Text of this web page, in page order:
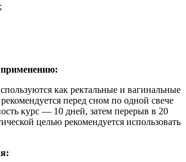
как ректальные и вагинальные
перед сном по одной свече
курс — 10 дней, затем перерыв в 20
целью рекомендуется использовать